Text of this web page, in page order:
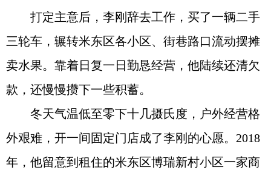
打定主意后，李刚辞去工作，买了一辆二手
三轮车，辗转米东区各小区、街巷路口流动摆摊
卖水果。靠着日复一日勤恳经营，他陆续还清欠
款，还慢慢攒下一些积蓄。
冬天气温低至零下十几摄氏度，户外经营格
外艰难，开一间固定门店成了李刚的心愿。2018
年，他留意到租住的米东区博瑞新村小区一家商